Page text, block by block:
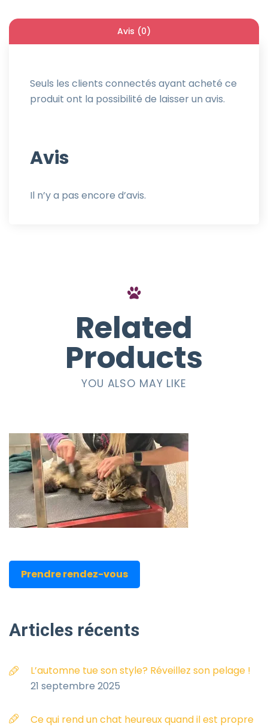
Avis (0)
Avis
Il n’y a pas encore d’avis.
Seuls les clients connectés ayant acheté ce
produit ont la possibilité de laisser un avis.
Related
Products
YOU ALSO MAY LIKE
Prendre rendez-vous
Articles récents
L’automne tue son style? Réveillez son pelage !
21 septembre 2025
Ce qui rend un chat heureux quand il est propre